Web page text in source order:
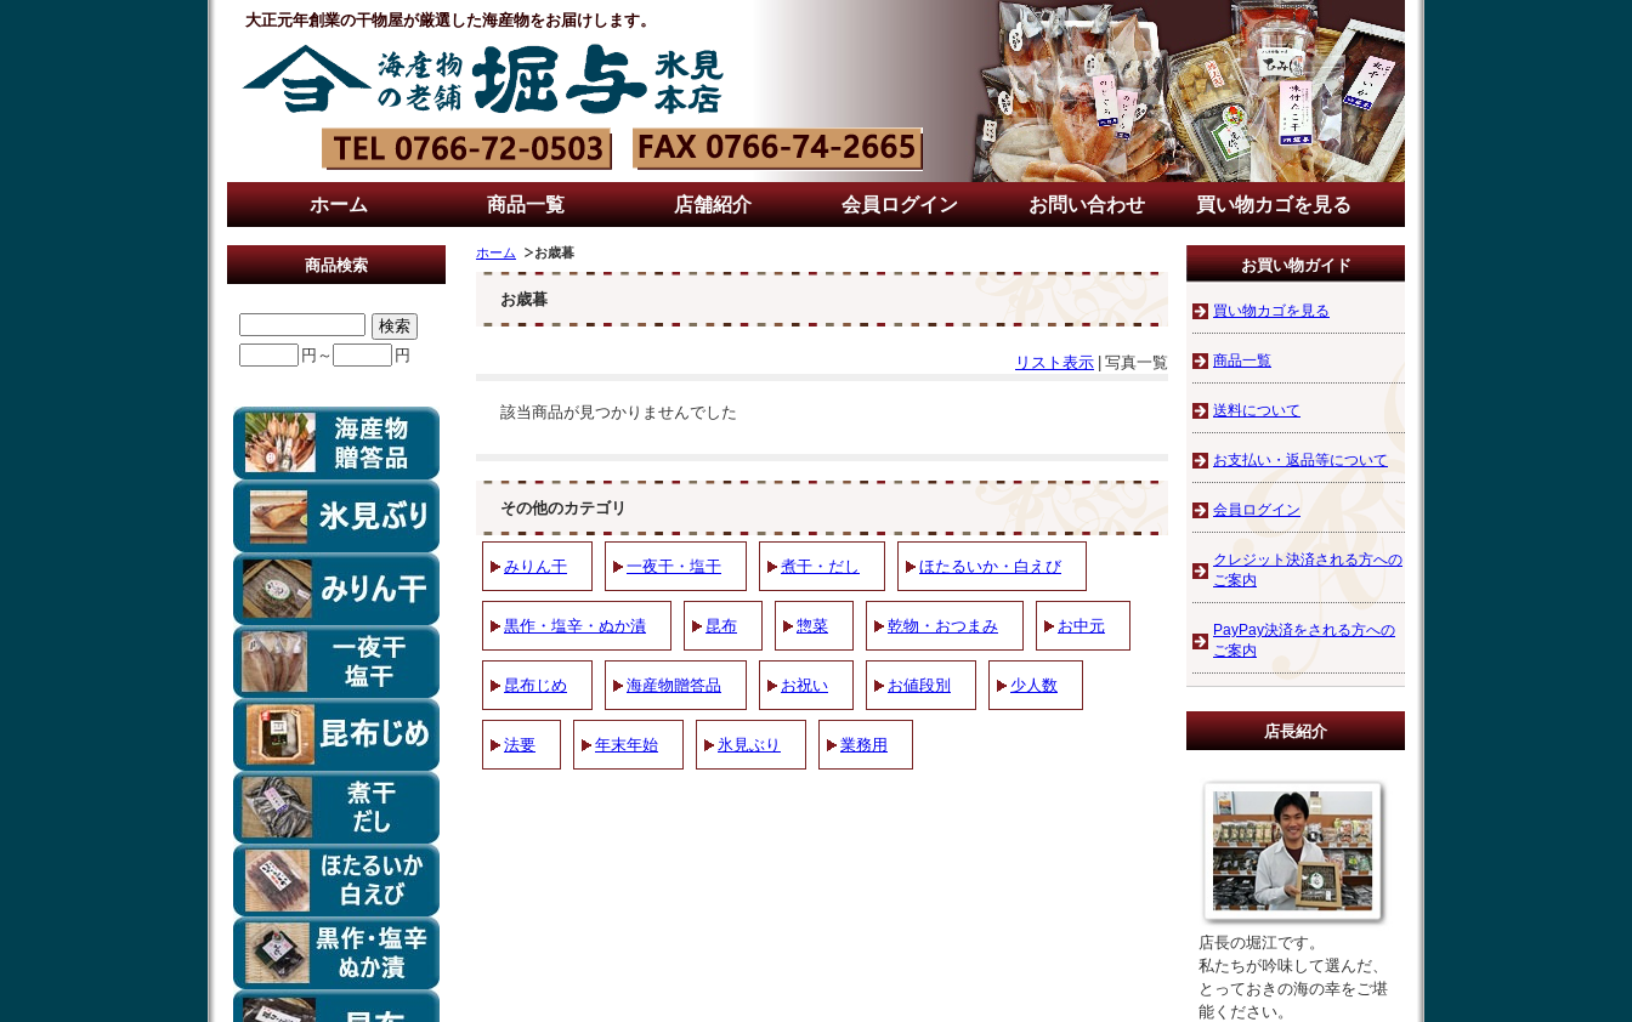
大正元年創業の干物屋が厳選した海産物をお届けします。
ホーム 商品一覧 店舗紹介 会員ログイン お問い合わせ 買い物カゴを見る
ホーム お歳暮
お歳暮
リスト表示 写真一覧
該当商品が見つかりませんでした
その他のカテゴリ
みりん干 一夜干・塩干 煮干・だし ほたるいか・白えび
黒作・塩辛・ぬか漬 昆布 惣菜 乾物・おつまみ お中元
昆布じめ 海産物贈答品 お祝い お値段別 少人数
法要 年末年始 氷見ぶり 業務用
商品検索
円～ 円
お買い物ガイド
買い物カゴを見る
商品一覧
送料について
お支払い・返品等について
会員ログイン
クレジット決済される方への
ご案内
PayPay決済をされる方への
ご案内
店長紹介
店長の堀江です。
私たちが吟味して選んだ、
とっておきの海の幸をご堪
能ください。